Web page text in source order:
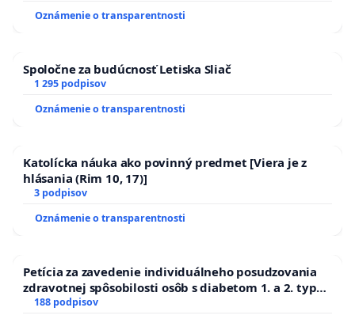
kanálov na Slovensku
Oznámenie o transparentnosti
Spoločne za budúcnosť Letiska Sliač
1 295 podpisov
Oznámenie o transparentnosti
Katolícka náuka ako povinný predmet [Viera je z
hlásania (Rim 10, 17)]
3 podpisov
Oznámenie o transparentnosti
Petícia za zavedenie individuálneho posudzovania
zdravotnej spôsobilosti osôb s diabetom 1. a 2. typu
pri prijímaní do Policajného zboru SR
188 podpisov